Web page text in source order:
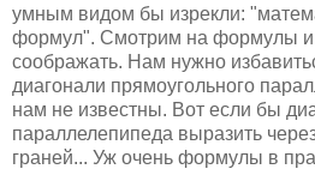
умным видом бы изрекли:
формул". Смотрим на формулы и
соображать. Нам нужно
диагонали прямоугольного
нам не известны. Вот если бы
параллелепипеда выразить
граней... Уж очень формулы в